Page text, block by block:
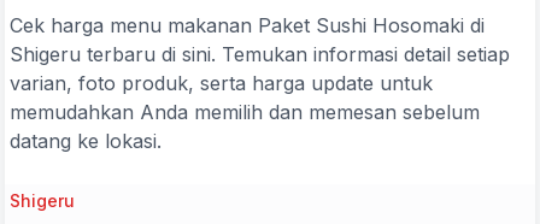
Cek harga menu makanan Paket Sushi Hosomaki di
Shigeru terbaru di sini. Temukan informasi detail setiap
varian, foto produk, serta harga update untuk
memudahkan Anda memilih dan memesan sebelum
datang ke lokasi.
Shigeru